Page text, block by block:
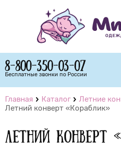
8-800-350-03-07
Бесплатные звонки по России
Главная Каталог
Летние
Летний конверт «Кораблик»
Летний конверт